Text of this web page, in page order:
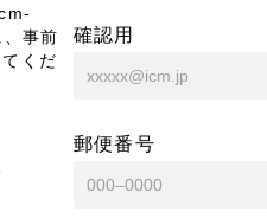
事前
くだ
確認用
郵便番号